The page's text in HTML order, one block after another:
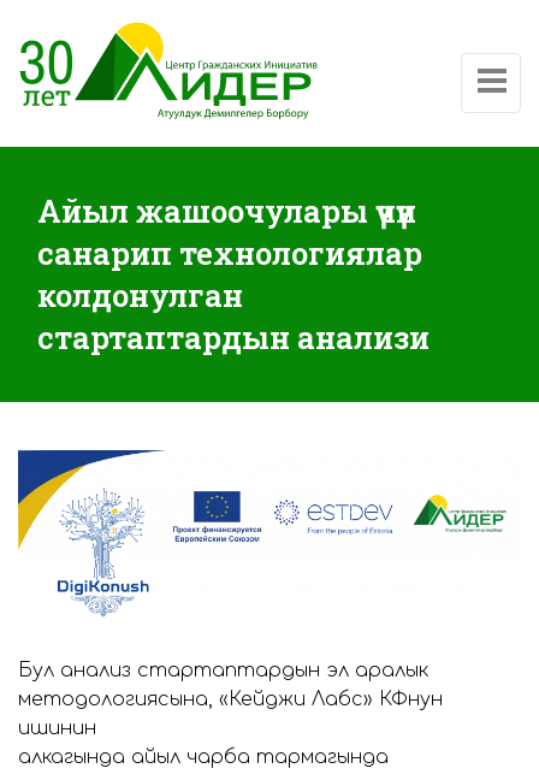
Айыл жашоочулары үчүн
санарип технологиялар
колдонулган
стартаптардын анализи
Бул анализ стартаптардын эл аралык
методологиясына, «Кейджи Лабс» КФнун
ишинин
алкагында айыл чарба тармагында